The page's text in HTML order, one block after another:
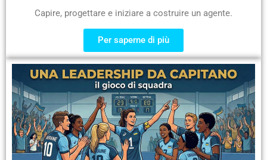
Capire, progettare e iniziare a costruire un agente.
Per saperne di più